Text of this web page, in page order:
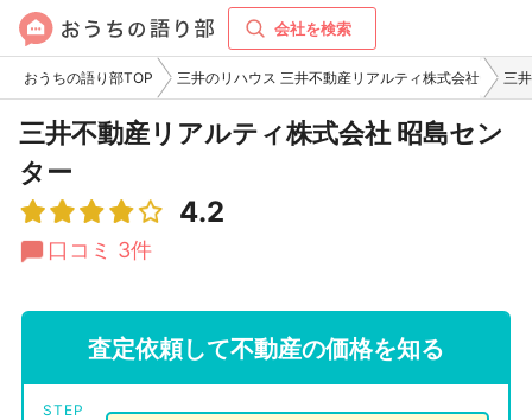
会社を検索
おうちの語り部TOP 三井のリハウス 三井不動産リアルティ株式会社 三
三井不動産リアルティ株式会社 昭島セン
ター
4.2
口コミ 3件
査定依頼して不動産の価格を知る
STEP